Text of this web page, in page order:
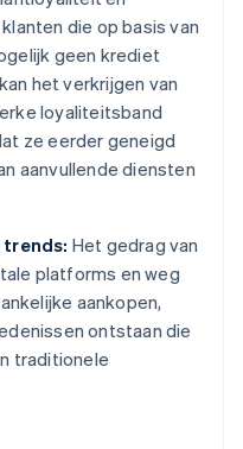
die op basis van
geen krediet
het verkrijgen van
loyaliteitsband
ze eerder geneigd
aanvullende diensten
Het gedrag van
platforms en weg
aankopen,
ontstaan die
traditionele